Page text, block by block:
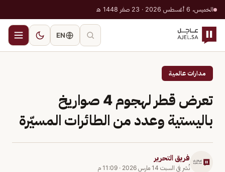
الخميس، 6 أغسطس 2026 · 23 صفر 1448 هـ
EN
مدارات عالمية
تعرض قطر لهجوم 4 صواريخ
باليستية وعدد من الطائرات المسيّرة
فريق التحرير
نُشر في السبت 14 مارس 2026 · 11:09 م